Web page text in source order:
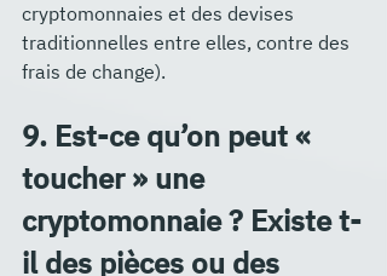
cryptomonnaies et des devises
traditionnelles entre elles, contre des
frais de change).
9. Est-ce qu’on peut «
toucher » une
cryptomonnaie ? Existe t-
il des pièces ou des